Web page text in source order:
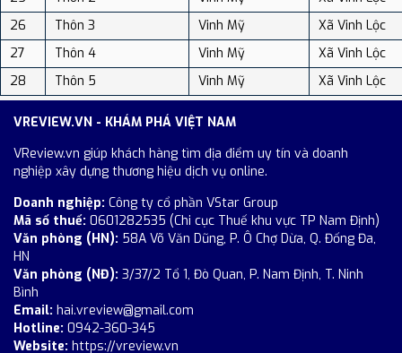
26
Thôn 3 Vinh Mỹ
Xã Vinh Lộc
27
Thôn 4 Vinh Mỹ
Xã Vinh Lộc
28
Thôn 5 Vinh Mỹ Xã Vinh Lộc
VREVIEW.VN - KHÁM PHÁ VIỆT NAM
VReview.vn giúp khách hàng tìm địa điểm uy tín và doanh
nghiệp xây dựng thương hiệu dịch vụ online.
Doanh nghiệp: Công ty cổ phần VStar Group
Mã số thuế: 0601282535 (Chi cục Thuế khu vực TP Nam Định)
Văn phòng (HN): 58A Võ Văn Dũng, P. Ô Chợ Dừa, Q. Đống Đa,
HN
Văn phòng (NĐ): 3/37/2 Tổ 1, Đò Quan, P. Nam Định, T. Ninh
Bình
Email: hai.vreview@gmail.com
Hotline: 0942-360-345
Website: https://vreview.vn